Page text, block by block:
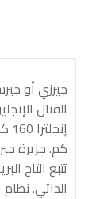
القنال
كم. جزيرة
تتبع التاج
الذاتي.